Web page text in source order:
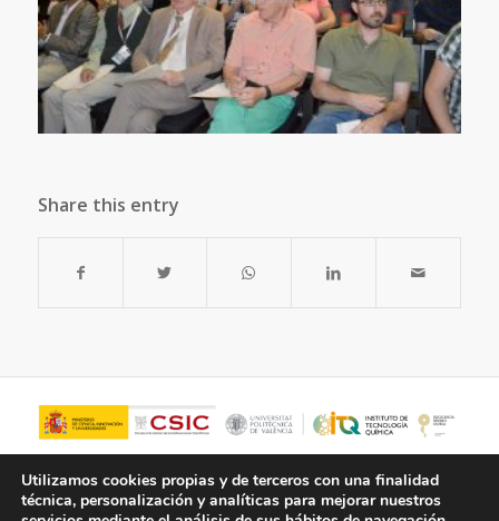
Share this entry
Utilizamos cookies propias y de terceros con una finalidad
técnica, personalización y analíticas para mejorar nuestros